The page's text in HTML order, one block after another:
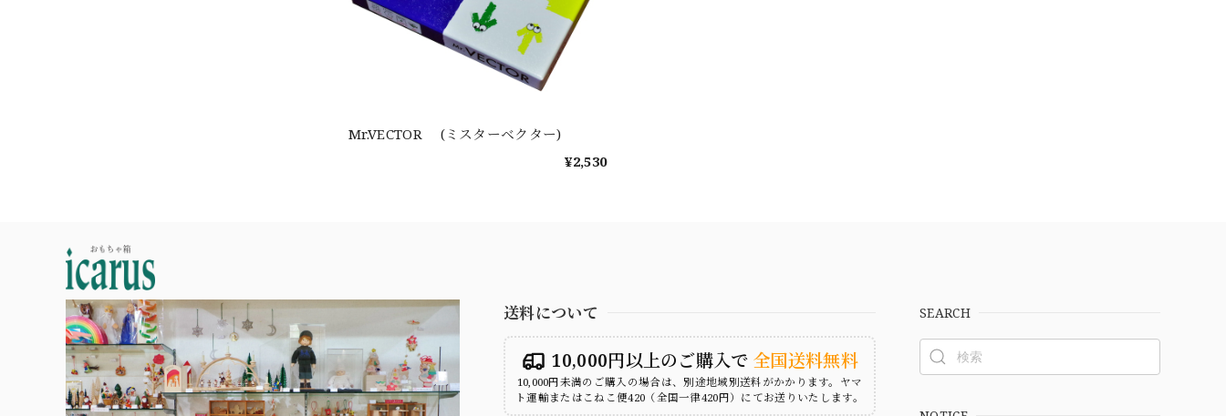
Mr.VECTOR (ミスターベクター)
¥2,530
送料について
10,000円以上のご購入で 全国送料無料
10,000円未満のご購入の場合は、別途地域別送料がかかります。ヤマ
ト運輸またはこねこ便420（全国一律420円）にてお送りいたします。
SEARCH